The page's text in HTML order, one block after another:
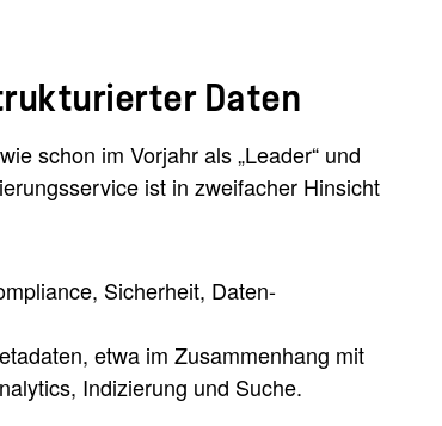
Daten
schon im Vorjahr als „Leader“ und
ist in zweifacher Hinsicht
Sicherheit, Daten-
etwa im Zusammenhang mit
Indizierung und Suche.